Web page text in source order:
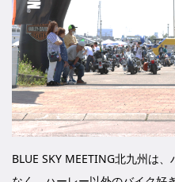
BLUE SKY MEETING北九州は